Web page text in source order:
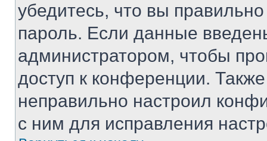
убедитесь, что вы
пароль. Если данные
администратором, чтобы
доступ к конференции.
неправильно настроил
с ним для исправления